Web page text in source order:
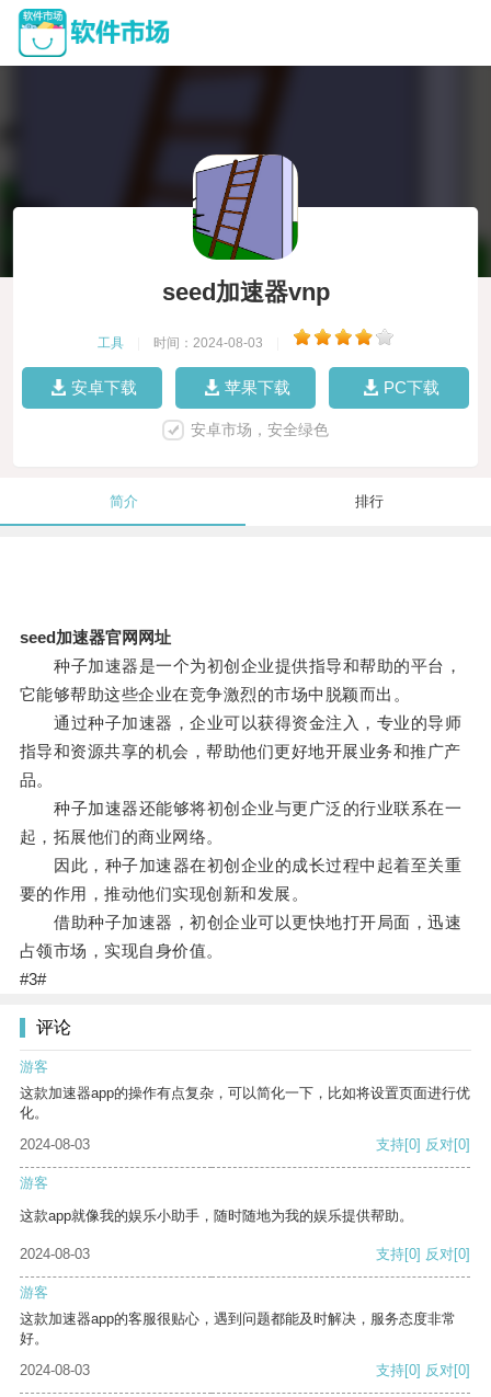
seed加速器vnp
工具 时间：2024-08-03
安卓下载 苹果下载 PC下载
安卓市场，安全绿色
简介 排行
seed加速器官网网址
种子加速器是一个为初创企业提供指导和帮助的平台，
它能够帮助这些企业在竞争激烈的市场中脱颖而出。
通过种子加速器，企业可以获得资金注入，专业的导师
指导和资源共享的机会，帮助他们更好地开展业务和推广产
品。
种子加速器还能够将初创企业与更广泛的行业联系在一
起，拓展他们的商业网络。
因此，种子加速器在初创企业的成长过程中起着至关重
要的作用，推动他们实现创新和发展。
借助种子加速器，初创企业可以更快地打开局面，迅速
占领市场，实现自身价值。
#3#
评论
游客
这款加速器app的操作有点复杂，可以简化一下，比如将设置页面进行优
化。
2024-08-03
支持[0] 反对[0]
游客
这款app就像我的娱乐小助手，随时随地为我的娱乐提供帮助。
2024-08-03 支持[0] 反对[0]
游客
这款加速器app的客服很贴心，遇到问题都能及时解决，服务态度非常
好。
2024-08-03
支持[0] 反对[0]